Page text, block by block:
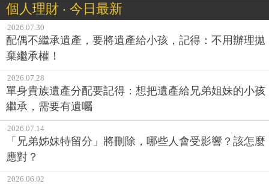
個人理財 ‧ 今日最新
2026.07.30
配偶不繼承遺產，要將遺產給小孩，記得：不用辦理拋
棄繼承權！
2026.07.28
單身貴族遺產分配要記得：想把遺產給兄弟姐妹的小孩
繼承，需要有遺囑
2026.07.14
「兄弟姊妹特留分」將刪除，哪些人會受影響？該怎麼
應對？
2026.06.02